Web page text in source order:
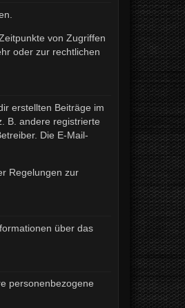
von Zugriffen
oder zur rechtlichen
erstellten Beiträge im
B. andere registrierte
Die E-Mail-
Regelungen zur
über das
personenbezogene